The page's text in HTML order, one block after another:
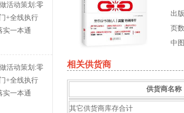
活动策划:零
+全线执行
实一本通
活动策划:零
+全线执行
实一本通
出
页
中
相关供货商
供货商名称
其它供货商库存合计